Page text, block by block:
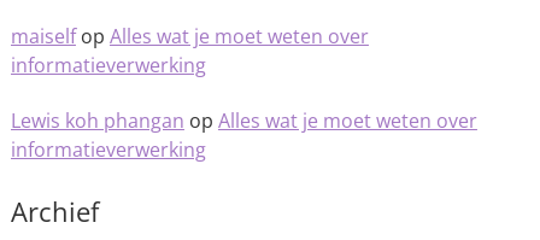
maiselfop Alles wat je moet weten over
informatieverwerking
Lewis koh phangan op Alles wat je moet weten over
informatieverwerking
Archief